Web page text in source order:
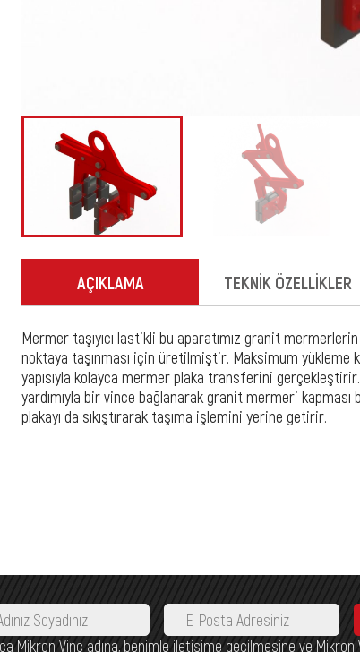
AÇIKLAMA TEKNİK ÖZELLİKLER
Mermer taşıyıcı lastikli bu aparatımız granit
noktaya taşınması için üretilmiştir. Maksimum
yapısıyla kolayca mermer plaka transferini
yardımıyla bir vince bağlanarak granit mermeri kapması
plakayı da sıkıştırarak taşıma işlemini yerine getirir.
Mikron Vinç adına, benimle iletişime geçilmesine ve Mikron